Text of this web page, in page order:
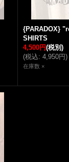
{PARADOX}
SHIRTS
4,500円(税別)
(税込: 4,950円)
在庫数 ×